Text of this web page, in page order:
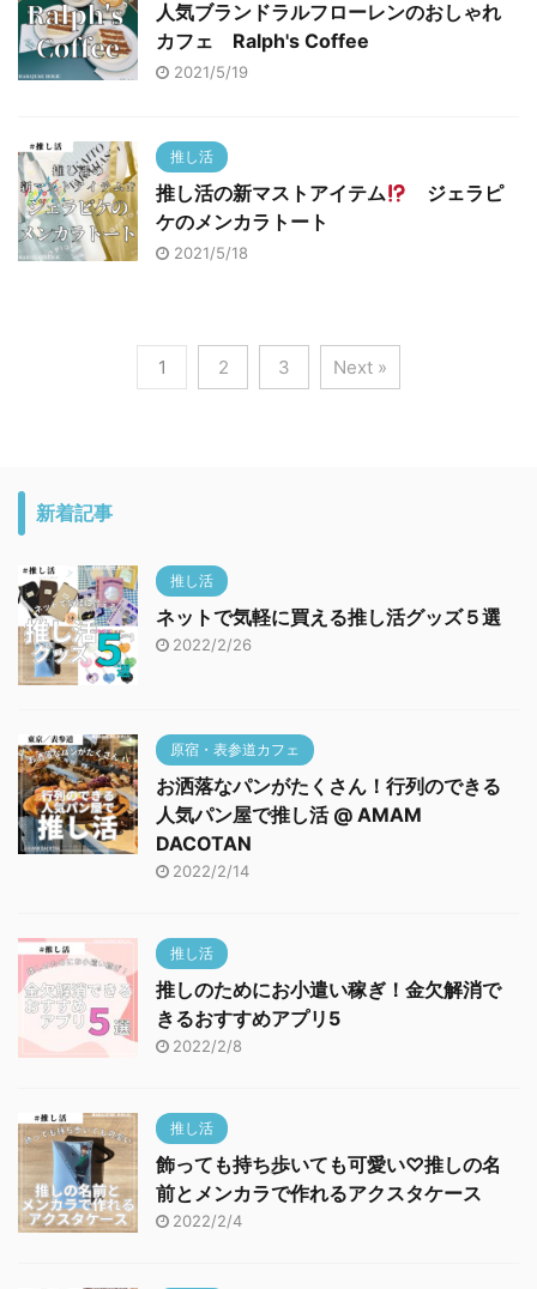
人気ブランドラルフローレンのおしゃれ
カフェ Ralph's Coffee
2021/5/19
推し活
推し活の新マストアイテム
ジェラピ
ケのメンカラトート
2021/5/18
1 2 3 Next »
新着記事
推し活
ネットで気軽に買える推し活グッズ５選
2022/2/26
原宿・表参道カフェ
お洒落なパンがたくさん！行列のできる
人気パン屋で推し活 @ AMAM
DACOTAN
2022/2/14
推し活
推しのためにお小遣い稼ぎ！金欠解消で
きるおすすめアプリ5
2022/2/8
推し活
飾っても持ち歩いても可愛い♡推しの名
前とメンカラで作れるアクスタケース
2022/2/4